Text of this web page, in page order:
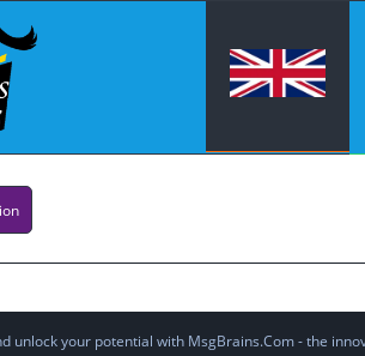
unlock your potential with MsgBrains.Com - the